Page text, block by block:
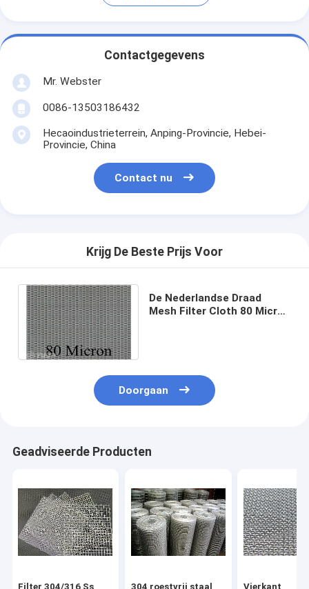
Contactgegevens
Mr. Webster
0086-13503186432
Hecaoindustrieterrein, Anping-Provincie, Hebei-
Provincie, China
Contact nu
Krijg De Beste Prijs Voor
De Nederlandse Draad
Mesh Filter Cloth 80 Micron
Doorgaan
Geadviseerde Producten
Filter 304/316 Ss 304 roestvrij staal Vierkant